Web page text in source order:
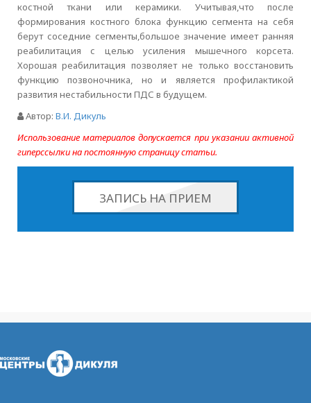
костной ткани или керамики. Учитывая,что после
формирования костного блока функцию сегмента на себя
берут соседние сегменты,большое значение имеет ранняя
реабилитация с целью усиления мышечного корсета.
Хорошая реабилитация позволяет не только восстановить
функцию позвоночника, но и является профилактикой
развития нестабильности ПДС в будущем.
Автор: В.И. Дикуль
Использование материалов допускается при указании активной
гиперссылки на постоянную страницу статьи.
ЗАПИСЬ НА ПРИЕМ